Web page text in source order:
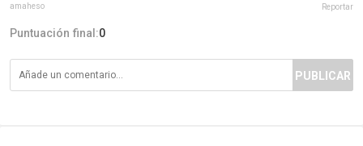
amaheso Reportar
Puntuación final:0
PUBLICAR